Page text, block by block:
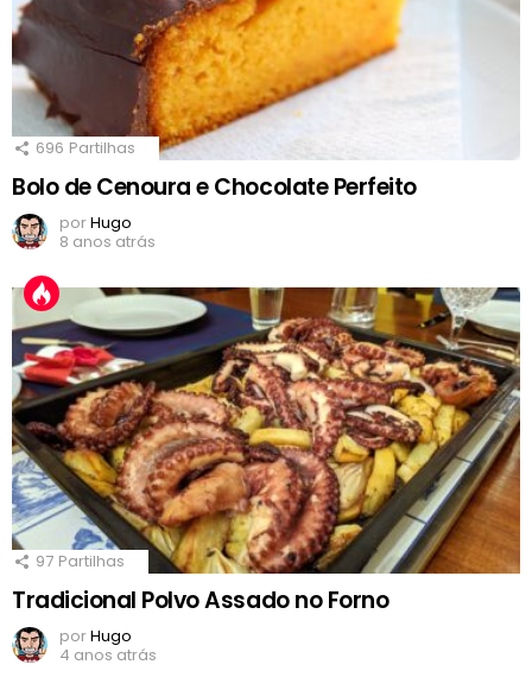
696 Partilhas
Bolo de Cenoura e Chocolate Perfeito
porHugo
8 anos atrás
97 Partilhas
Tradicional Polvo Assado no Forno
porHugo
4 anos atrás